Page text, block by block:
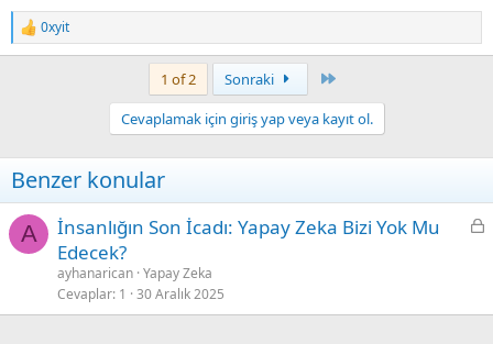
R
e
n
s
:
0xyit
1 of 2 Sonraki
Cevaplamak için giriş yap veya kayıt ol.
Benzer konular
A
L
e
İnsanlığın Son İcadı: Yapay Zeka Bizi Yok Mu
Edecek?
ayhanarican Yapay Zeka
Cevaplar 1 30 Aralık 2025